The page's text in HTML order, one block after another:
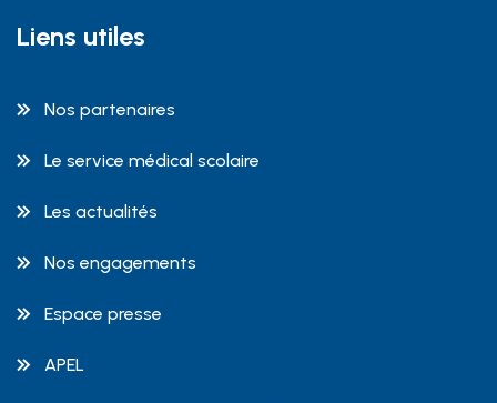
Liens utiles
Nos partenaires
Le service médical scolaire
Les actualités
Nos engagements
Espace presse
APEL